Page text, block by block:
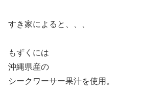
すき家によると、、、
もずくには
沖縄県産の
シークワーサー果汁を使用。